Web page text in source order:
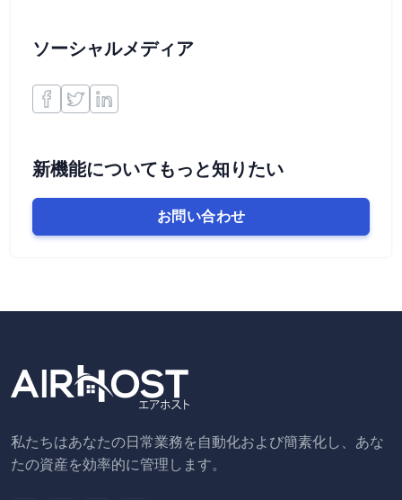
ソーシャルメディア
新機能についてもっと知りたい
お問い合わせ
私たちはあなたの日常業務を自動化および簡素化し、あな
たの資産を効率的に管理します。